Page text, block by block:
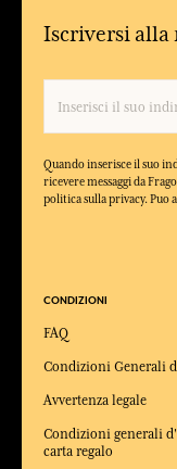
Iscriversi alla
Quando inserisce il suo
ricevere messaggi da
politica sulla privacy.
CONDIZIONI
FAQ
Condizioni Generali
Avvertenza legale
Condizioni generali
carta regalo